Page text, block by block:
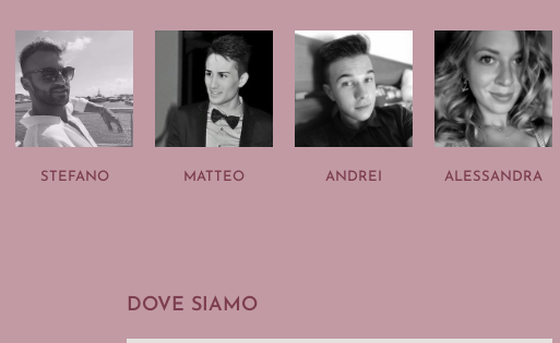
STEFANO MATTEO ANDREI ALESSANDRA
DOVE SIAMO